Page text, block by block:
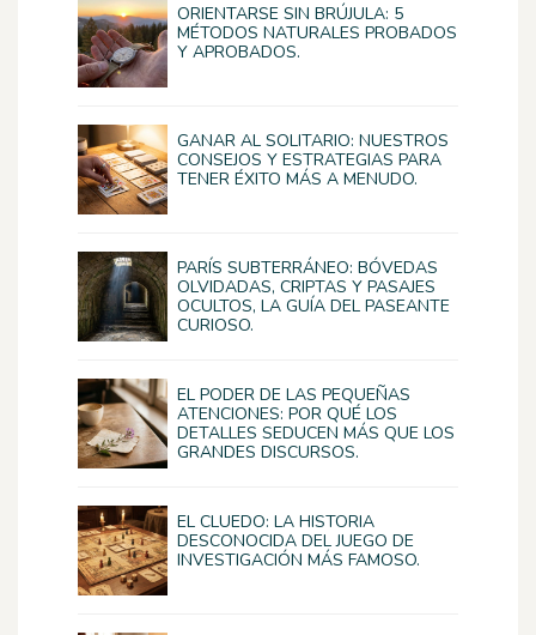
ORIENTARSE SIN BRÚJULA: 5
MÉTODOS NATURALES PROBADOS
Y APROBADOS.
GANAR AL SOLITARIO: NUESTROS
CONSEJOS Y ESTRATEGIAS PARA
TENER ÉXITO MÁS A MENUDO.
PARÍS SUBTERRÁNEO: BÓVEDAS
OLVIDADAS, CRIPTAS Y PASAJES
OCULTOS, LA GUÍA DEL PASEANTE
CURIOSO.
EL PODER DE LAS PEQUEÑAS
ATENCIONES: POR QUÉ LOS
DETALLES SEDUCEN MÁS QUE LOS
GRANDES DISCURSOS.
EL CLUEDO: LA HISTORIA
DESCONOCIDA DEL JUEGO DE
INVESTIGACIÓN MÁS FAMOSO.